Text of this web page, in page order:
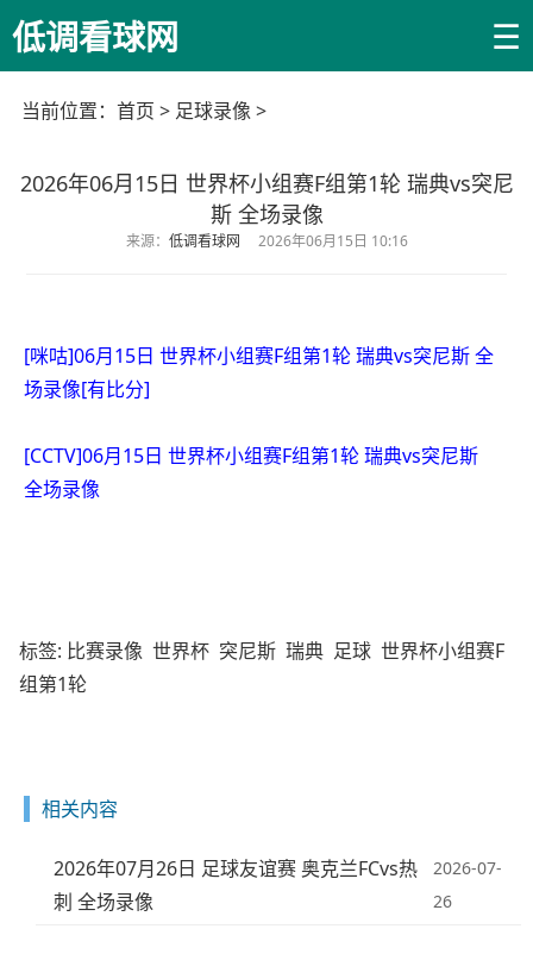
低调看球网 ☰
当前位置： 首页 > 足球录像 >
2026年06月15日 世界杯小组赛F组第1轮 瑞典vs突尼
斯 全场录像
来源： 低调看球网 2026年06月15日 10:16
[咪咕]06月15日 世界杯小组赛F组第1轮 瑞典vs突尼斯 全
场录像[有比分]
[CCTV]06月15日 世界杯小组赛F组第1轮 瑞典vs突尼斯
全场录像
标签: 比赛录像 世界杯 突尼斯 瑞典 足球 世界杯小组赛F
组第1轮
相关内容
2026年07月26日 足球友谊赛 奥克兰FCvs热
刺 全场录像
2026-07-
26